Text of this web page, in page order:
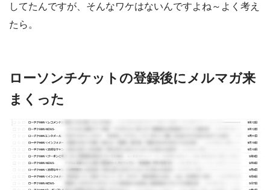
してたんですが、そんなワケはないんですよね～よく考え
たら。
ローソンチケットの登録後にメルマガ来
まくった